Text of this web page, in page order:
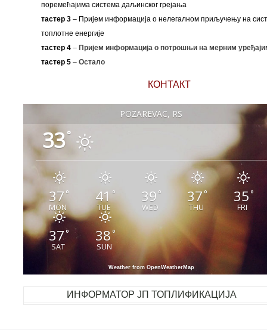
поремећајима система даљинског грејања
тастер 3– Пријем информација о нелегалном приључењу на
топлотне енергије
тастер 4 – Пријем информација о потрошњи на мерним
тастер 5 – Остало
КОНТАКТ
POŽAREVAC, RS
33°
37°
MON
41°
TUE
39 °
WED
37°
THU
35°
FRI
37°
SAT
38°
SUN
Weather from OpenWeatherMap
ИНФОРМАТОР ЈП ТОПЛИФИКАЦИЈА